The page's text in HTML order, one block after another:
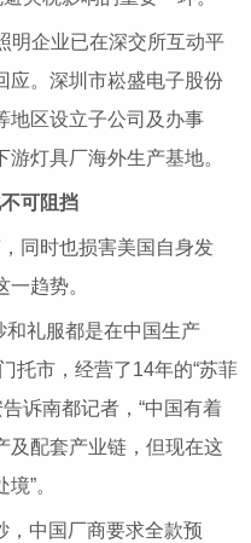
明企业已在深交所互动平
应。深圳市崧盛电子股份
地区设立子公司及办事
灯具厂海外生产基地。
可阻挡
同时也损害美国自身发
趋势。
和礼服都是在中国生产
托市，经营了14年的“苏菲
诉南都记者，“中国有着
及配套产业链，但现在这
”。
，中国厂商要求全款预